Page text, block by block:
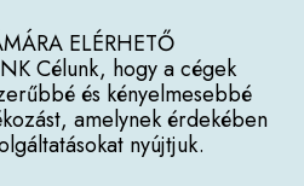
ELÉRHETŐ
Célunk, hogy a cégek
és kényelmesebbé
amelynek érdekében
nyújtjuk.